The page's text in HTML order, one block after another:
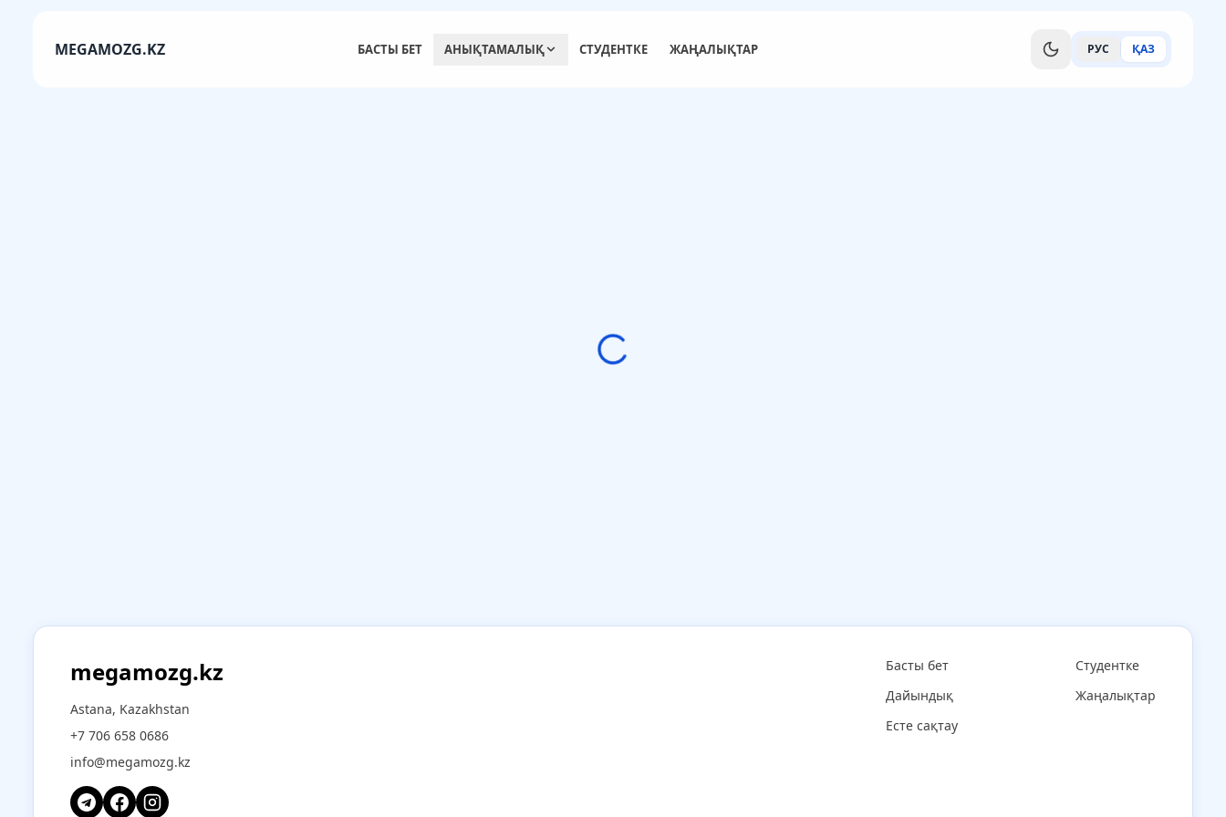
MEGAMOZG.KZ БАСТЫ БЕТ АНЫҚТАМАЛЫҚ СТУДЕНТКЕ ЖАҢАЛЫҚТАР РУС ҚАЗ
megamozg.kz
Astana, Kazakhstan
+7 706 658 0686
info@megamozg.kz
Басты бет
Дайындық
Есте сақтау
Студентке
Жаңалықтар